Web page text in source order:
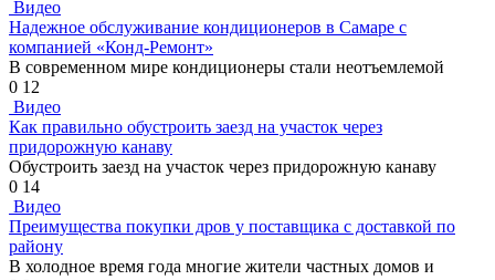
Видео
Надежное обслуживание кондиционеров в Самаре с
компанией «Конд-Ремонт»
В современном мире кондиционеры стали неотъемлемой
0 12
Видео
Как правильно обустроить заезд на участок через
придорожную канаву
Обустроить заезд на участок через придорожную канаву
0 14
Видео
Преимущества покупки дров у поставщика с доставкой по
району
В холодное время года многие жители частных домов и